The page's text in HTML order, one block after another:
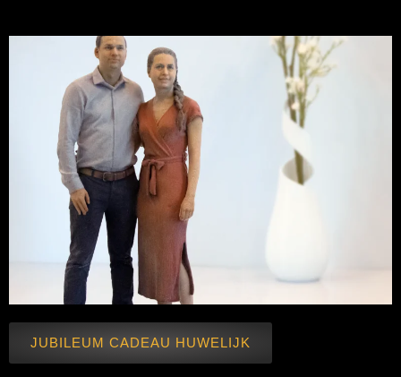
JUBILEUM CADEAU HUWELIJK